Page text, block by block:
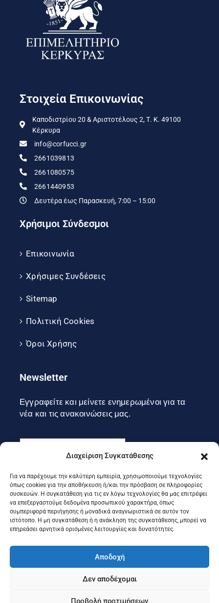
Διαχείριση Συγκατάθεσης
Για να παρέχουμε την καλύτερη εμπειρία, χρησιμοποιούμε τεχνολογίες
όπως cookies για την αποθήκευση ή/και την πρόσβαση σε πληροφορίες
συσκευών. Η συγκατάθεση για τις εν λόγω τεχνολογίες θα μας επιτρέψει
να επεξεργαστούμε δεδομένα προσωπικού χαρακτήρα, όπως
συμπεριφορά περιήγησης ή μοναδικά αναγνωριστικά σε αυτόν τον
ιστότοπο. Η μη συγκατάθεση ή η ανάκληση της συγκατάθεσης, μπορεί να
επηρεάσει αρνητικά ορισμένες λειτουργίες και δυνατότητες.
Αποδοχή
Δεν αποδέχομαι
Προβολή προτιμήσεων
Στοιχεία Επικοινωνίας
Καποδιστρίου 20 & Αριστοτέλους 2, Τ. Κ. 49100
Κέρκυρα
info@corfucci.gr
2661039813
2661080575
2661440953
Δευτέρα έως Παρασκευή, 7:00 – 15:00
Χρήσιμοι Σύνδεσμοι
Επικοινωνία
Χρήσιμες Συνδέσεις
Sitemap
Πολιτική Cookies
Όροι Χρήσης
Newsletter
Εγγραφείτε και μείνετε ενημερωμένοι για τα
νέα και τις ανακοινώσεις μας.
Εγγραφή
Ακολουθήστε μας στα social